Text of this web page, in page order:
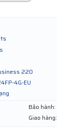
220
4G-EU
Bảo hành:
Giao hàng: